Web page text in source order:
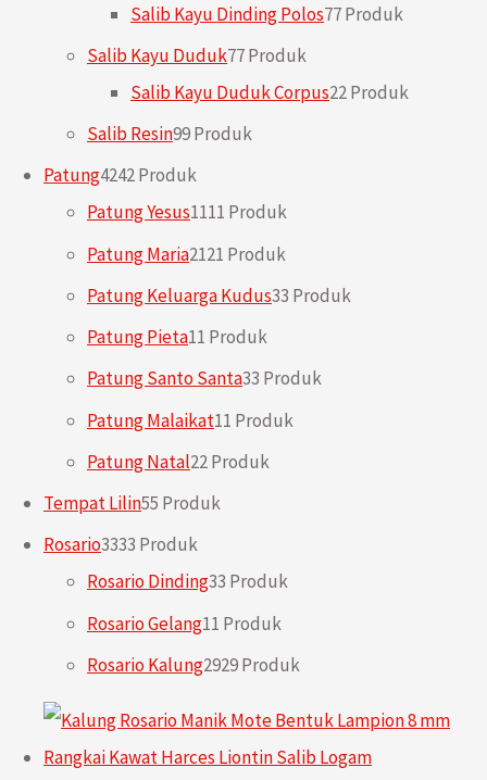
Salib Kayu Dinding Polos77 Produk
Salib Kayu Duduk77 Produk
Salib Kayu Duduk Corpus22 Produk
Salib Resin99 Produk
Patung4242 Produk
Patung Yesus1111 Produk
Patung Maria2121 Produk
Patung Keluarga Kudus33 Produk
Patung Pieta11 Produk
Patung Santo Santa33 Produk
Patung Malaikat11 Produk
Patung Natal22 Produk
Tempat Lilin55 Produk
Rosario3333 Produk
Rosario Dinding33 Produk
Rosario Gelang11 Produk
Rosario Kalung2929 Produk